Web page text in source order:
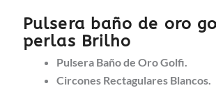
Pulsera baño de oro
perlas Brilho
Pulsera Baño de Oro Golfi.
Circones Rectagulares Blancos.